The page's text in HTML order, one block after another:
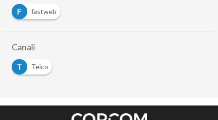
F
fastweb
Canali
T
Telco